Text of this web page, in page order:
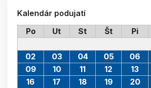
Kalendár podujatí
Po
Ut St Št Pi
02
03 04 05 06
09
10 11 12 13
16
17 18 19 20